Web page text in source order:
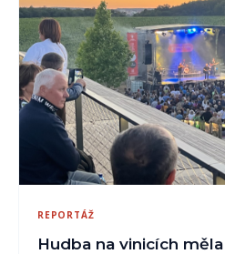
REPORTÁŽ
Hudba na vinicích